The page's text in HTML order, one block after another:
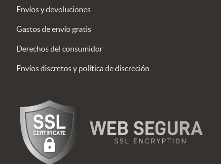
Envíos y devoluciones
Gastos de envío gratis
Derechos del consumidor
Envíos discretos y política de discreción